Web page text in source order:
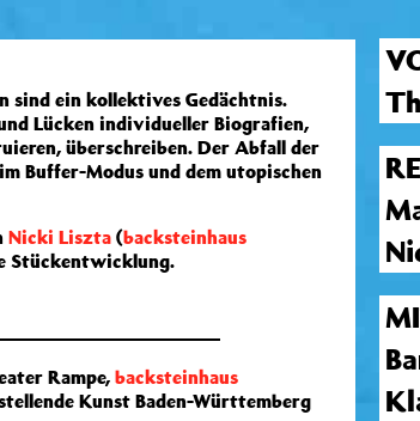
sind ein kollektives Gedächtnis.
Lücken individueller Biografien,
überschreiben. Der Abfall der
Buffer-Modus und dem utopischen
Nicki Liszta (backsteinhaus
Stückentwicklung.
Rampe, backsteinhaus
Kunst Baden-Württemberg